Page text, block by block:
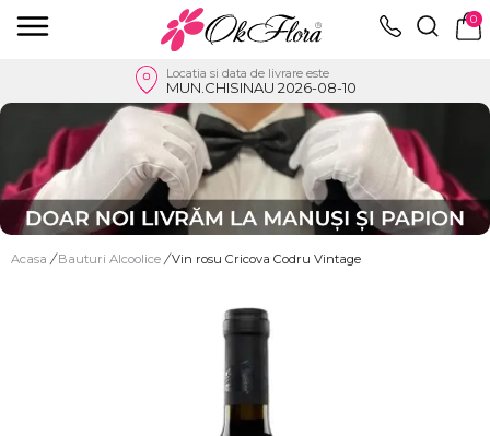
0
Locatia si data de livrare este
MUN.CHISINAU 2026-08-10
Acasa / Bauturi Alcoolice / Vin rosu Cricova Codru Vintage